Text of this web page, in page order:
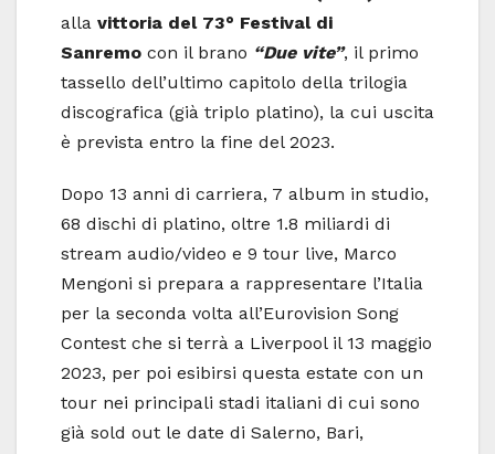
alla vittoria del 73° Festival di
Sanremo con il brano “Due vite”, il primo
tassello dell’ultimo capitolo della trilogia
discografica (già triplo platino), la cui uscita
è prevista entro la fine del 2023.
Dopo 13 anni di carriera, 7 album in studio,
68 dischi di platino, oltre 1.8 miliardi di
stream audio/video e 9 tour live, Marco
Mengoni si prepara a rappresentare l’Italia
per la seconda volta all’Eurovision Song
Contest che si terrà a Liverpool il 13 maggio
2023, per poi esibirsi questa estate con un
tour nei principali stadi italiani di cui sono
già sold out le date di Salerno, Bari,